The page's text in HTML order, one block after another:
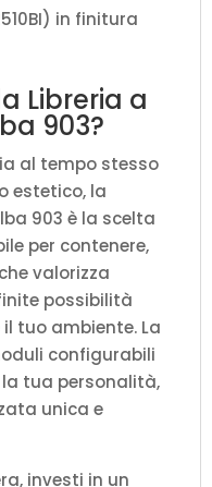
in finitura
Libreria a
903?
al tempo stesso
estetico, la
903 è la scelta
per contenere,
valorizza
possibilità
tuo ambiente. La
configurabili
tua personalità,
unica e
investi in un